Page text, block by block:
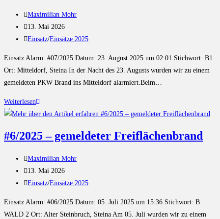
Maximilian Mohr
13. Mai 2026
Einsatz/Einsätze 2025
Einsatz Alarm: #07/2025 Datum: 23. August 2025 um 02:01 Stichwort: B1
Ort: Mitteldorf, Steina In der Nacht des 23. Augusts wurden wir zu einem
gemeldeten PKW Brand ins Mitteldorf alarmiert.Beim…
Weiterlesen
#6/2025 – gemeldeter Freiflächenbrand
Maximilian Mohr
13. Mai 2026
Einsatz/Einsätze 2025
Einsatz Alarm: #06/2025 Datum: 05. Juli 2025 um 15:36 Stichwort: B
WALD 2 Ort: Alter Steinbruch, Steina Am 05. Juli wurden wir zu einem